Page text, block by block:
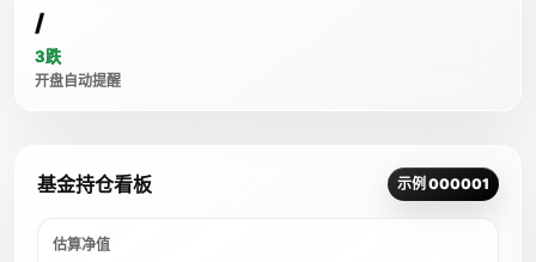
/
3跌
开盘自动提醒
基金持仓看板 示例 000001
估算净值